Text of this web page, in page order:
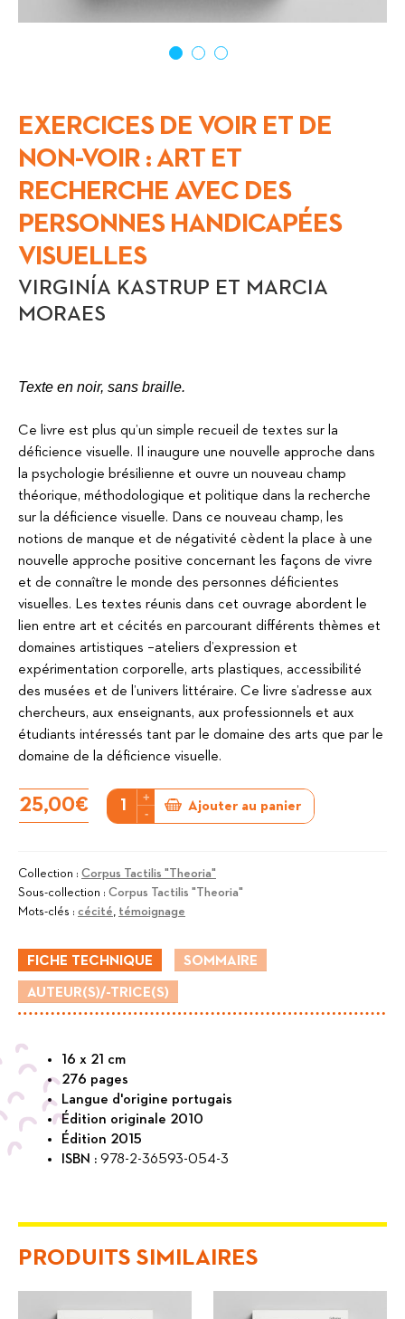
EXERCICES DE VOIR ET DE
NON-VOIR : ART ET
RECHERCHE AVEC DES
PERSONNES HANDICAPÉES
VISUELLES
VIRGINÍA KASTRUP ET MARCIA
MORAES
Texte en noir, sans braille.
Ce livre est plus qu’un simple recueil de textes sur la
déficience visuelle. Il inaugure une nouvelle approche dans
la psychologie brésilienne et ouvre un nouveau champ
théorique, méthodologique et politique dans la recherche
sur la déficience visuelle. Dans ce nouveau champ, les
notions de manque et de négativité cèdent la place à une
nouvelle approche positive concernant les façons de vivre
et de connaître le monde des personnes déficientes
visuelles. Les textes réunis dans cet ouvrage abordent le
lien entre art et cécités en parcourant différents thèmes et
domaines artistiques –ateliers d’expression et
expérimentation corporelle, arts plastiques, accessibilité
des musées et de l’univers littéraire. Ce livre s’adresse aux
chercheurs, aux enseignants, aux professionnels et aux
étudiants intéressés tant par le domaine des arts que par le
domaine de la déficience visuelle.
25,00€
quantité
de
de
voir
et
de
non-
voir
:
et
recherche
avec
des
personnes
+
-
Ajouter au panier
Collection : Corpus Tactilis "Theoria"
Sous-collection : Corpus Tactilis "Theoria"
Mots-clés : cécité témoignage
FICHE TECHNIQUE SOMMAIRE
AUTEUR(S)/-TRICE(S)
16 x 21 cm
276 pages
Langue d'origine portugais
Édition originale 2010
Édition 2015
ISBN : 978-2-36593-054-3
PRODUITS SIMILAIRES